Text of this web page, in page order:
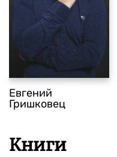
Евгений
Гришковец
Книги